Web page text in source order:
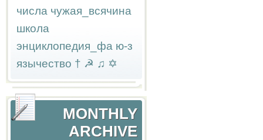
числа чужая_всячина
школа
энциклопедия_фа ю-з
язычество † ☭ ♫ ✡
MONTHLY
ARCHIVE